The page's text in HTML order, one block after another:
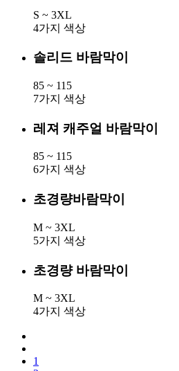
S ~ 3XL
4가지 색상
솔리드 바람막이
85 ~ 115
7가지 색상
레져 캐주얼 바람막이
85 ~ 115
6가지 색상
초경량바람막이
M ~ 3XL
5가지 색상
초경량 바람막이
M ~ 3XL
4가지 색상
1